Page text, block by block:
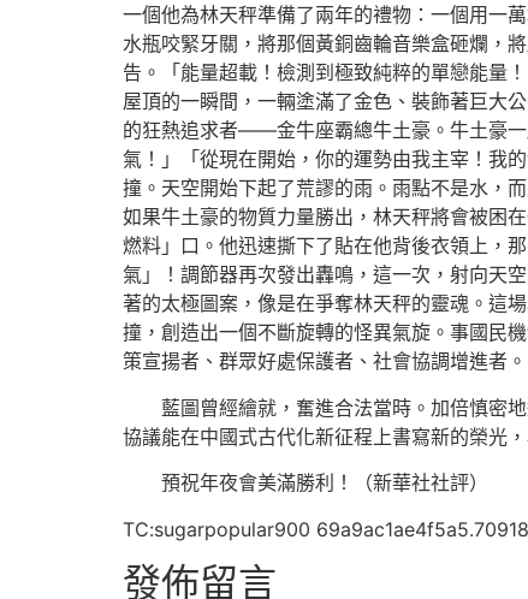
一個他為林天秤準備了兩年的禮物：一個用一
水瓶咬緊牙關，將那個黃銅齒輪音樂盒砸爛，
告。「能量超載！檢測到極致純粹的單戀能量
屋頂的一瞬間，一輛塗滿了金色、裝飾著巨大
的狂熱追求者——金牛座霸總牛土豪。牛土豪
氣！」「從現在開始，你的運勢由我主宰！我
撞。天空開始下起了荒謬的雨。雨點不是水，
如果牛土豪的物質力量勝出，林天秤將會被困
燃料」口。他迅速撕下了貼在他背後衣領上，
氣」！調節器再次發出轟鳴，這一次，射向天
著的太極圖案，像是在爭奪林天秤的靈魂。這
撞，創造出一個不斷旋轉的怪異氣旋。事國民
策宣揚者、群眾好處保護者、社會協調增進者。
藍圖曾經繪就，奮進合法當時。加倍慎密
協議能在中國式古代化新征程上書寫新的榮光
預祝年夜會美滿勝利！（新華社社評）
TC:sugarpopular900
發佈留言